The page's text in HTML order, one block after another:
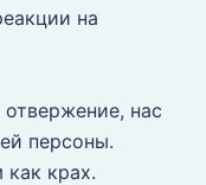
на
нас
персоны.
крах.